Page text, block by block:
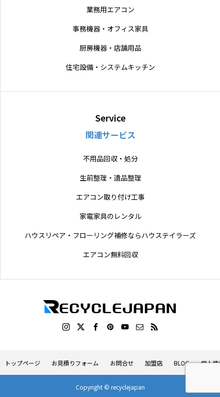
業務用エアコン
事務機器・オフィス家具
厨房機器・店舗用品
住宅設備・システムキッチン
Service
関連サービス
不用品回収・処分
生前整理・遺品整理
エアコン取り付け工事
家電家具のレンタル
ハウスリペア・フローリング補修ならハウステイラーズ
エアコン無料回収
トップページ お見積りフォーム お問合せ 加盟店 BLOG 個人
Copyright © recyclejapan